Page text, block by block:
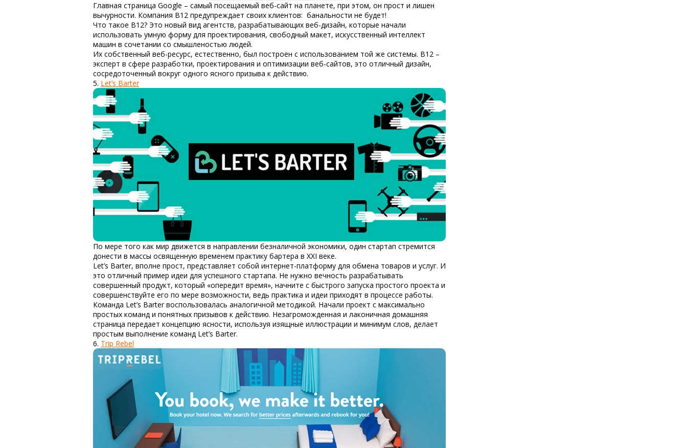
Главная страница Google – самый посещаемый веб-сайт на планете, при этом, он прост и лишен
вычурности. Компания B12 предупреждает своих клиентов: банальности не будет!
Что такое B12? Это новый вид агентств, разрабатывающих веб-дизайн, которые начали
использовать умную форму для проектирования, свободный макет, искусственный интеллект
машин в сочетании со смышленостью людей.
Их собственный веб-ресурс, естественно, был построен с использованием той же системы. B12 –
эксперт в сфере разработки, проектирования и оптимизации веб-сайтов, это отличный дизайн,
сосредоточенный вокруг одного ясного призыва к действию.
5. Let’s Barter
По мере того как мир движется в направлении безналичной экономики, один стартап стремится
донести в массы освященную временем практику бартера в XXI веке.
Let’s Barter, вполне прост, представляет собой интернет-платформу для обмена товаров и услуг. И
это отличный пример идеи для успешного стартапа. Не нужно вечность разрабатывать
совершенный продукт, который «опередит время», начните с быстрого запуска простого проекта и
совершенствуйте его по мере возможности, ведь практика и идеи приходят в процессе работы.
Команда Let’s Barter воспользовалась аналогичной методикой. Начали проект с максимально
простых команд и понятных призывов к действию. Незагроможденная и лаконичная домашняя
страница передает концепцию ясности, используя изящные иллюстрации и минимум слов, делает
простым выполнение команд Let’s Barter.
6. Trip Rebel